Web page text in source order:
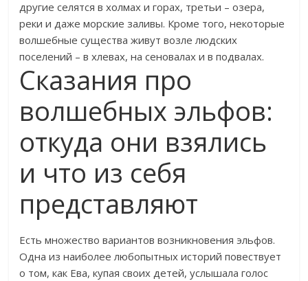
другие селятся в холмах и горах, третьи – озера,
реки и даже морские заливы. Кроме того, некоторые
волшебные существа живут возле людских
поселений – в хлевах, на сеновалах и в подвалах.
Сказания про
волшебных эльфов:
откуда они взялись
и что из себя
представляют
Есть множество вариантов возникновения эльфов.
Одна из наиболее любопытных историй повествует
о том, как Ева, купая своих детей, услышала голос